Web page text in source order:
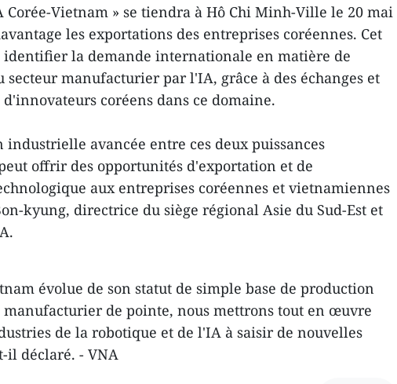
Vietnam » se tiendra à Hô Chi Minh-Ville le 20 mai
les exportations des entreprises coréennes. Cet
identifier la demande internationale en matière de
manufacturier par l'IA, grâce à des échanges et
coréens dans ce domaine.
industrielle avancée entre ces deux puissances
offrir des opportunités d'exportation et de
aux entreprises coréennes et vietnamiennes
kyung, directrice du siège régional Asie du Sud-Est et
évolue de son statut de simple base de production
manufacturier de pointe, nous mettrons tout en œuvre
de la robotique et de l'IA à saisir de nouvelles
il déclaré. - VNA